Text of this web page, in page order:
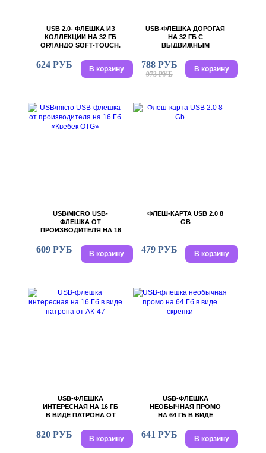
USB 2.0- ФЛЕШКА ИЗ
КОЛЛЕКЦИИ НА 32 ГБ
ОРЛАНДО SOFT-TOUCH,
624 РУБ В корзину
USB-ФЛЕШКА ДОРОГАЯ
НА 32 ГБ С
ВЫДВИЖНЫМ
ЧИПОМ
788 РУБ
973 РУБ
В корзину
USB/MICRO USB-
ФЛЕШКА ОТ
ПРОИЗВОДИТЕЛЯ НА 16
609 РУБ В корзину
ФЛЕШ-КАРТА USB 2.0 8
GB
479 РУБ В корзину
USB-ФЛЕШКА
ИНТЕРЕСНАЯ НА 16 ГБ
В ВИДЕ ПАТРОНА ОТ
820 РУБ В корзину
USB-ФЛЕШКА
НЕОБЫЧНАЯ ПРОМО
НА 64 ГБ В ВИДЕ
641 РУБ В корзину